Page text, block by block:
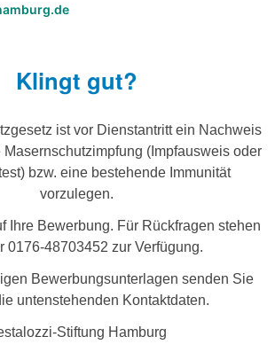
Klingt gut?
ist vor Dienstantritt ein Nachweis
Masernschutzimpfung (Impfausweis oder
bzw. eine bestehende Immunität
vorzulegen.
Ihre Bewerbung. Für Rückfragen stehen
0176-48703452 zur Verfügung.
Bewerbungsunterlagen senden Sie
untenstehenden Kontaktdaten.
Stiftung Hamburg